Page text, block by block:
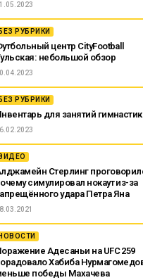
БЕЗ РУБРИКИ
центр CityFootball
небольшой обзор
БЕЗ РУБРИКИ
для занятий
ВИДЕО
Стерлинг
симулировал нокаут из-за
удара Петра Яна
НОВОСТИ
Адесаньи на UFC 259
Хабиба
победы Махачева